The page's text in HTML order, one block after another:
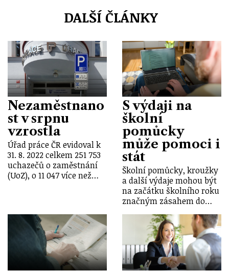
DALŠÍ ČLÁNKY
Nezaměstnano
st v srpnu
vzrostla
Úřad práce ČR evidoval k
31. 8. 2022 celkem 251 753
uchazečů o zaměstnání
(UoZ), o 11 047 více než…
S výdaji na
školní
pomůcky
může pomoci i
stát
Školní pomůcky, kroužky
a další výdaje mohou být
na začátku školního roku
značným zásahem do…